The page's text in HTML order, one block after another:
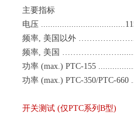
主要指标
电压
频率, 美国以外 ……
频率, 美国 …………………
功率 (max.) PTC-155
功率 (max.) PTC-350/PTC-
开关测试 (仅PTC系列 B型)